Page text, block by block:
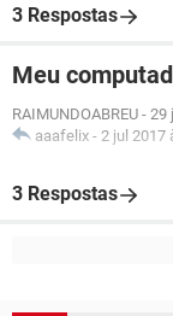
3 Respostas
Meu
RAIMUNDOABREU - 29
aaafelix - 2 jul 2017
3 Respostas